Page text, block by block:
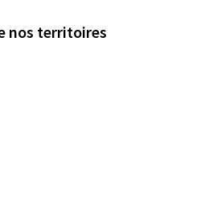
nos territoires